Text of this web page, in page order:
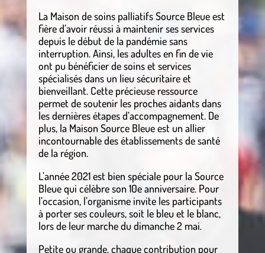
La Maison de soins palliatifs Source Bleue est
fière d’avoir réussi à maintenir ses services
depuis le début de la pandémie sans
interruption. Ainsi, les adultes en fin de vie
ont pu bénéficier de soins et services
spécialisés dans un lieu sécuritaire et
bienveillant. Cette précieuse ressource
permet de soutenir les proches aidants dans
les dernières étapes d’accompagnement. De
plus, la Maison Source Bleue est un allier
incontournable des établissements de santé
de la région.
L’année 2021 est bien spéciale pour la Source
Bleue qui célèbre son 10e anniversaire. Pour
l’occasion, l’organisme invite les participants
à porter ses couleurs, soit le bleu et le blanc,
lors de leur marche du dimanche 2 mai.
Petite ou grande, chaque contribution pour